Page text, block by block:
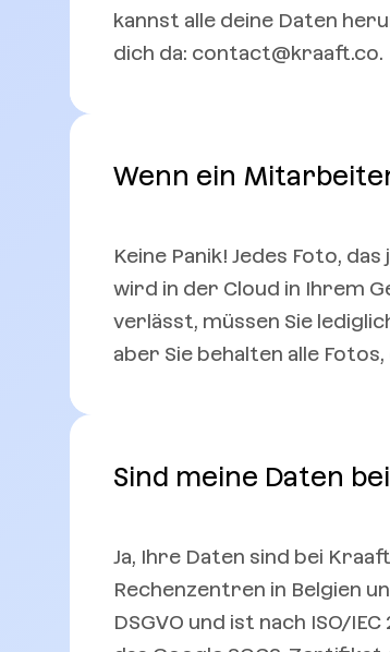
kannst alle deine Daten
dich da: contact@kraaft.co.
Wenn ein
Keine Panik! Jedes Foto,
wird in der Cloud in Ihrem
verlässt, müssen Sie
aber Sie behalten alle
Sind meine Daten
Ja, Ihre Daten sind bei
Rechenzentren in Belgien
DSGVO und ist nach ISO/